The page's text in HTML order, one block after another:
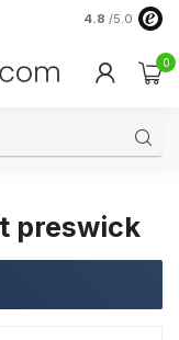
4.8 /5.0
0
preswick